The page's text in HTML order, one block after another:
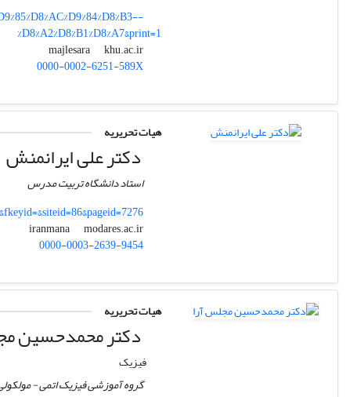
%D8%A2%D8%B1%D8%A7&print=1
majlesara
khu.ac.ir
0000-0002-6251-589X
هیات تحریریه
دکتر علی ایرانمنش
استاد دانشگاه تربیت مدرس
iranmana
modares.ac.ir
0000-0003-2639-9454
هیات تحریریه
دکتر محمدحسین
فیزیک
گروه آموزشی فیزیک اتمی -